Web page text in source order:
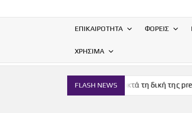
ΕΠΙΚΑΙΡΟΤΗΤΑ ΦΟΡΕΙΣ
ΧΡΗΣΙΜΑ
FLASH NEWS
Η Μύκονος αποκτά τη δική της premium